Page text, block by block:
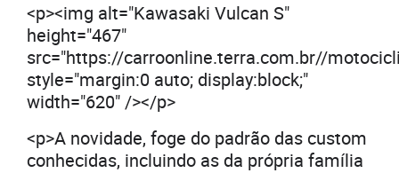
<p><img alt="Kawasaki Vulcan S"
height="467"
src="https://carroonline.terra.com.br//
style="margin:0 auto; display:block;"
width="620" /></p>
<p>A novidade, foge do padrão das custom
conhecidas, incluindo as da própria família